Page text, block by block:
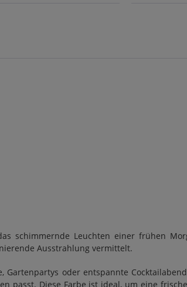
schimmernde Leuchten einer frühen
Ausstrahlung vermittelt.
oder entspannte
passt. Diese Farbe ist ideal, um eine